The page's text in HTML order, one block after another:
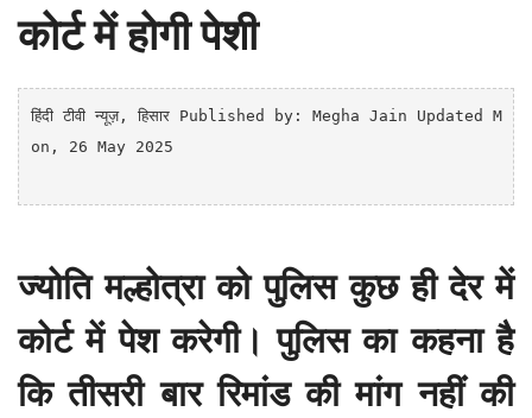
कोर्ट में होगी पेशी
हिंदी टीवी न्यूज़, हिसार
Published by: Megha Jain Updated M
on, 26 May 2025
ज्योति मल्होत्रा को पुलिस कुछ ही देर में
कोर्ट में पेश करेगी। पुलिस का कहना है
कि तीसरी बार रिमांड की मांग नहीं की